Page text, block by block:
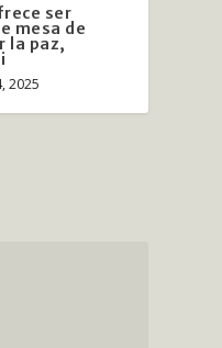
ser
mesa de
la paz,
2025